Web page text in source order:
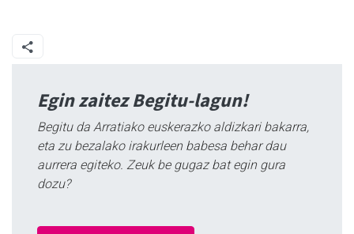
Egin zaitez Begitu-lagun!
Begitu da Arratiako euskerazko aldizkari bakarra,
eta zu bezalako irakurleen babesa behar dau
aurrera egiteko. Zeuk be gugaz bat egin gura
dozu?